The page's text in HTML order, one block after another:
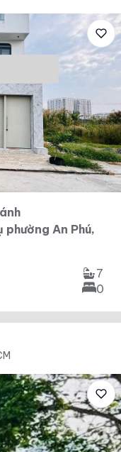
phường An Phú,
7
0